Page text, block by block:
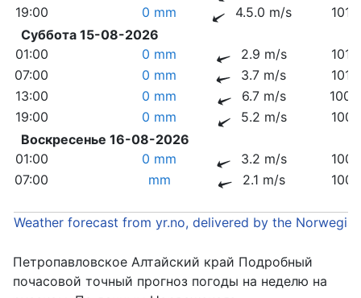
19:00
0 mm 4.5.0 m/s
Суббота 15-08-2026
01:00
0 mm 2.9 m/s
07:00
0 mm 3.7 m/s
13:00
0 mm 6.7 m/s
19:00
0 mm 5.2 m/s
Воскресенье 16-08-2026
01:00
0 mm 3.2 m/s
07:00
mm 2.1 m/s
Weather forecast from yr.no, delivered by the
Петропавловское Алтайский край Подробный
почасовой точный прогноз погоды на неделю на